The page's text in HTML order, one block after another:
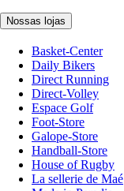
Nossas lojas
Basket-Center
Daily Bikers
Direct Running
Direct-Volley
Espace Golf
Foot-Store
Galope-Store
Handball-Store
House of Rugby
La sellerie de Maé